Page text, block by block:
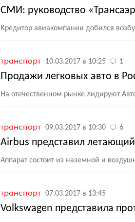
СМИ: руководство
Кредитор авиакомпании добился
транспорт 10.03.2017 в 10:25 1
Продажи легковых авто в
На отечественном рынке лидируют
транспорт 09.03.2017 в 10:30 6
Airbus представил
Аппарат состоит из наземной и
транспорт 07.03.2017 в 13:45
Volkswagen представила